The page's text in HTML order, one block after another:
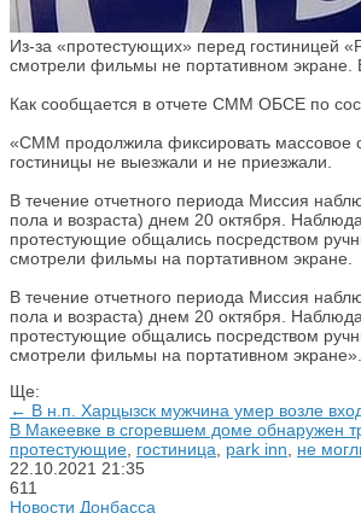
Из-за «протестующих» перед гостиницей
смотрели фильмы не портативном экране.
Как сообщается в отчете СММ ОБСЕ по
«СММ продолжила фиксировать массовое
гостиницы не выезжали и не приезжали.
В течение отчетного периода Миссия
пола и возраста) днем 20 октября.
протестующие общались посредством
смотрели фильмы на портативном экране.
В течение отчетного периода Миссия
пола и возраста) днем 20 октября.
протестующие общались посредством
смотрели фильмы на портативном экране».
Ще:
← В н.п. Харцызск мужчина умер возле
В Макеевке в сгоревшем доме обнаружен
протестующие гостиница park inn не
22.10.2021 21:35
611
Новости Донбасса